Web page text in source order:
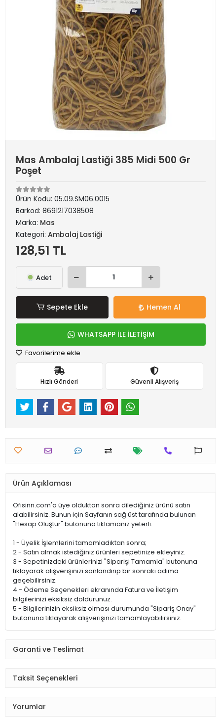
Mas Ambalaj Lastiği 385 Midi 500 Gr
Poşet
Ürün Kodu: 05.09.SM06.0015
Barkod: 8691217038508
Marka: Mas
Kategori: Ambalaj Lastiği
128,51 TL
Adet
Sepete Ekle Hemen Al
WHATSAPP İLE İLETİŞİM
Favorilerime ekle
Hızlı Gönderi Güvenli Alışveriş
Ürün Açıklaması
Ofisinn.com'a üye olduktan sonra dilediğiniz ürünü satın
alabilirsiniz. Bunun için Sayfanın sağ üst tarafında bulunan
"Hesap Oluştur" butonuna tıklamanız yeterli.
1 - Üyelik İşlemlerini tamamladıktan sonra;
2 - Satın almak istediğiniz ürünleri sepetinize ekleyiniz.
3 - Sepetinizdeki ürünlerinizi "Siparişi Tamamla" butonuna
tıklayarak alışverişinizi sonlandırıp bir sonraki adıma
geçebilirsiniz.
4 - Ödeme Seçenekleri ekranında Fatura ve İletişim
bilgilerinizi eksiksiz doldurunuz.
5 - Bilgilerinizin eksiksiz olması durumunda "Sipariş Onay"
butonuna tıklayarak alışverişinizi tamamlayabilirsiniz.
Garanti ve Teslimat
Taksit Seçenekleri
Yorumlar